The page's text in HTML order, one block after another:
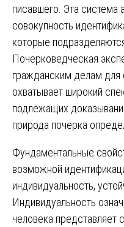
писавшего. Эта система
совокупность
которые
Почерковедческая
гражданским делам для
охватывает широкий
подлежащих
природа почерка
Фундаментальные
возможной
индивидуальность,
Индивидуальность
человека представляет